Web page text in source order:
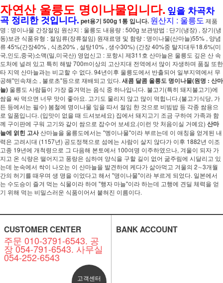
자연산 울릉도 명이나물입니다.잎을 차곡차
곡 정리한 것입니다. pet용기 500g 1통 입니다. 원산지 : 울릉도 제품
명 : 명이나물 간장절임 원산지 : 울릉도 내용량 : 500g 보관방법 : 단기(냉장) , 장기(냉
동)보관 식품유형 : 절임류(장류절임) 원재료명 및 함량 : 명이나물(산마늘)55% , 양념
류 45%(간장40% , 식초20% , 설탕10% , 생수30%) (간장 40%중 탈지대두18.6%(미
국,인도,중국)소맥(밀,미국산) 영업신고 : 포항시 제311호 산마늘은 울릉도 깊은 산 속
도처에 널려 있고 특히 해발 700m이상의 고산지대 전역에서 많이 자생하며 품질 또한
타 지역 산마늘과는 비교할 수 없다. 94년이후 울릉도에서 반출되어 일부지역에서 무
공해"민속채소 , 불로초"등으로 재배되고 있다. 새콤 달콤 울릉도 명이나물(원명 : 산마
늘) 울릉도 사람들이 가장 즐겨먹는 음식 중 하나입니다. 불고기(특히 돼지불고기)에
쌈을 싸 먹으면 너무 맛이 좋아요. 고기도 물리지 않고 많이 먹힙니다.(불고기식당, 가
든 등에서는 필수) 봄철에 명이나물 잎을 따서 절임 한 것으로 비빔밥 등 각종 쌈용으
로 일품입니다. (입맛이 없을 때 드셔보세요) 집에서 돼지고기 조금 구하여 가족과 함
께 구이판에 구워 고기와 같이 쌈으로 잡수어 보세요.(이런 맛 처음이실 거예요) 산마
늘에 얽힌 고사산마늘을 울릉도에서는 "멩이나물"이라 부르는데 이 애칭을 얻게된 내
력은 고려시대 (1157년) 공도정책으로 섬에는 사람이 살지 않다가 이후 1882년 이조
고종 19년에 개척령으로 그 다음해 본토에서 100여명 이주하였으나, 겨울이 되자 가
지고 온 식량은 떨어지고 풍랑은 심하여 양식을 구할 길이 없어 굶주림에 시달리고 있
는데 눈속에서 싹이 나오는 이 산마늘을 발견하여 케다가 삶아먹고 겨울의 2∼3개월
간의 허기를 때우며 생 명을 이었다고 해서 "명이나물"이라 부르게 되었다. 일본에서
는 수도승이 즐겨 먹는 식물이라 하여 "행자 마늘"이라 하는데 고행에 견딜 체력을 얻
기 위해 먹는 비밀스러운 식품이어서 붙혀진 이름이다.
CUSTOMER CENTER
주문 010-3791-6543. 공
장 054-791-6543. 사무실
054-252-6543
고객센터
BANK ACCOUNT